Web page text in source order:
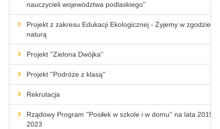
nauczycieli województwa podlaskiego''
Projekt z zakresu Edukacji Ekologicznej - Żyjemy w zgodzie z
naturą
Projekt ''Zielona Dwójka''
Projekt ''Podróże z klasą''
Rekrutacja
Rządowy Program ''Posiłek w szkole i w domu'' na lata 2019-
2023